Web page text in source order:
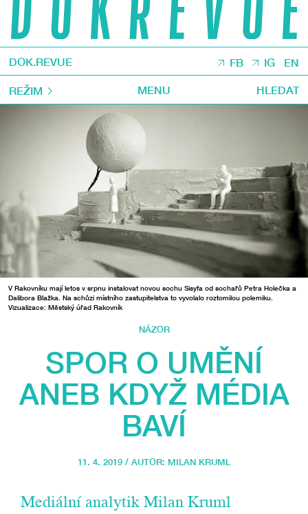
DOK.REVUE FB IG EN
REŽIM MENU HLEDAT
V Rakovníku mají letos v srpnu instalovat novou sochu Sisyfa od sochařů Petra Holečka a
Dalibora Blažka. Na schůzi místního zastupitelstva to vyvolalo roztomilou polemiku.
Vizualizace: Městský úřad Rakovník
NÁZOR
SPOR O UMĚNÍ
ANEB KDYŽ MÉDIA
BAVÍ
11. 4. 2019 / AUTOR: MILAN KRUML
Mediální analytik Milan Kruml